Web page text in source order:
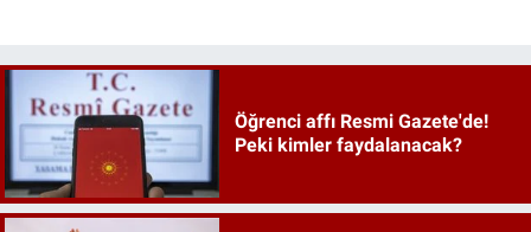
Öğrenci affı Resmi Gazete'de!
Peki kimler faydalanacak?